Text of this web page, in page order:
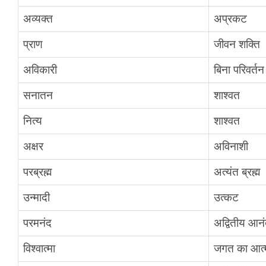
अव्यक्त
अप्रकट
प्राण
जीवन शक्ति
अविकारी
बिना परिवर्तन
सनातन
शाश्वत
नित्य
शाश्वत
अक्षर
अविनाशी
परब्रह्म
अत्यंत ब्रह्म
उन्मादी
उत्कट
परमनंद
अद्वितीय
विश्वात्मा
जगत का